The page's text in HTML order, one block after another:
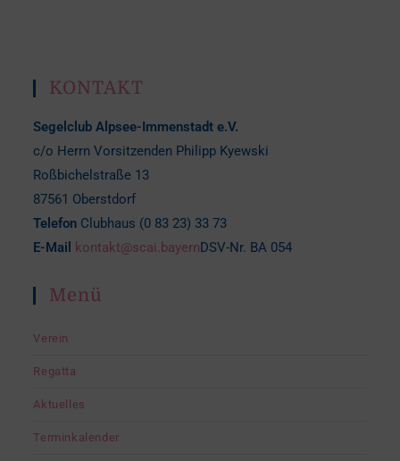
KONTAKT
Segelclub Alpsee-Immenstadt e.V.
c/o Herrn Vorsitzenden Philipp Kyewski
Roßbichelstraße 13
87561 Oberstdorf
Telefon Clubhaus (0 83 23) 33 73
E-Mail
kontakt@scai.bayernDSV-Nr. BA 054
Menü
Verein
Regatta
Aktuelles
Terminkalender